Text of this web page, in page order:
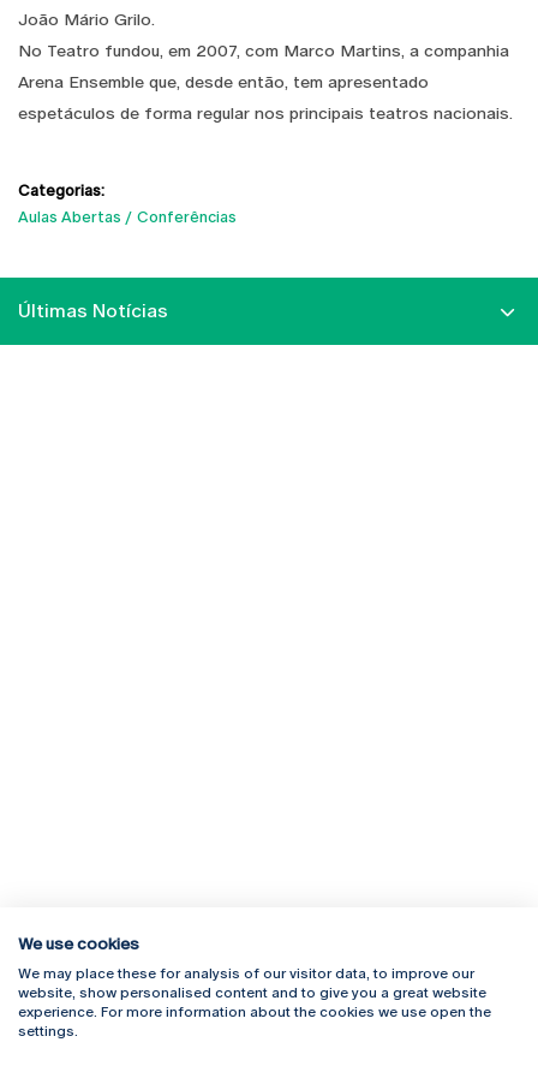
João Mário Grilo.
No Teatro fundou, em 2007, com Marco Martins, a companhia
Arena Ensemble que, desde então, tem apresentado
espetáculos de forma regular nos principais teatros nacionais.
Categorias:
Aulas Abertas
Conferências
Últimas Notícias
Rua Diogo Botelho 1327
4169-005 Porto
+351 226 196 240
Campus Online
Webmail
We use cookies
We may place these for analysis of our visitor data, to improve our
website, show personalised content and to give you a great website
experience. For more information about the cookies we use open the
settings.